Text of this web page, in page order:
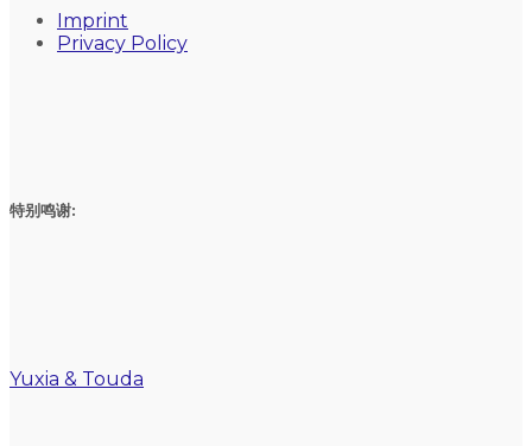
Imprint
Privacy Policy
特别鸣谢:
Yuxia & Touda